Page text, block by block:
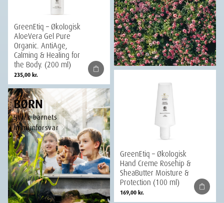
GreenEtiq – Økologisk
AloeVera Gel Pure
Organic. AntiAge,
Calming & Healing for
the Body. (200 ml)
235,00kr.
GreenEtiq – Økologisk
Hand Creme Rosehip &
SheaButter Moisture &
Protection (100 ml)
169,00kr.
BØRN
Styrk barnets
immunforsvar